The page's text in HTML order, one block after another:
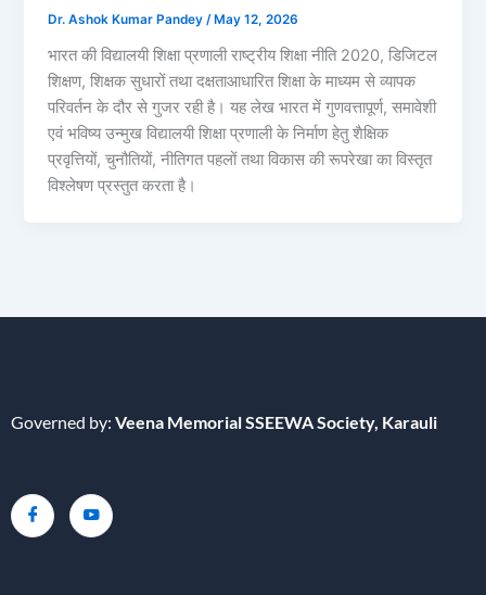
Dr. Ashok Kumar Pandey/ May 12, 2026
भारत की विद्यालयी शिक्षा प्रणाली राष्ट्रीय शिक्षा नीति 2020, डिजिटल
शिक्षण, शिक्षक सुधारों तथा दक्षताआधारित शिक्षा के माध्यम से व्यापक
परिवर्तन के दौर से गुजर रही है। यह लेख भारत में गुणवत्तापूर्ण, समावेशी
एवं भविष्य उन्मुख विद्यालयी शिक्षा प्रणाली के निर्माण हेतु शैक्षिक
प्रवृत्तियों, चुनौतियों, नीतिगत पहलों तथा विकास की रूपरेखा का विस्तृत
विश्लेषण प्रस्तुत करता है।
Governed by: Veena Memorial SSEEWA Society, Karauli